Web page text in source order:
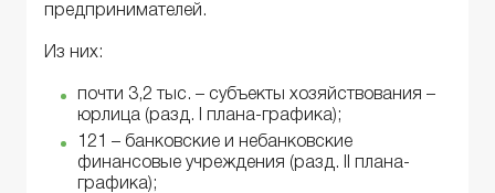
предпринимателей.
Из них:
почти 3,2 тыс. – субъекты хозяйствования –
юрлица (разд. І плана-графика);
121 – банковские и небанковские
финансовые учреждения (разд. ІІ плана-
графика);